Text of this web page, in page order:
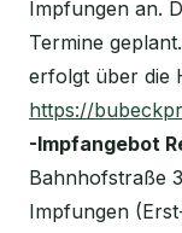
Impfungen an.
Termine
erfolgt über die
https://
-Impfangebot
Bahnhofstraße
Impfungen